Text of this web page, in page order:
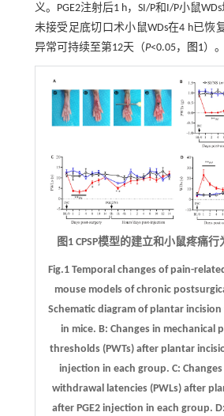
义。PGE2注射后1 h，SI/P和I/P小鼠
未接受足底切口术小鼠WDs在4 h已恢
异常可持续至第12天（P<0.05， 图1）。
图1 CPSP模型的建立和小鼠疼痛
Fig.1 Temporal changes of pain-
mouse models of chronic
Schematic diagram of plantar incision
in mice.B: Changes in mechanical
thresholds (PWTs) after plantar
injection in each group. C:
withdrawal latencies (PWLs) after
after PGE2 injection in each group.D